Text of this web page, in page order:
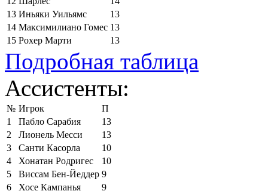
13 Иньяки Уильямс
13
14 Максимилиано Гомес 13
15 Рохер Марти 13
Подробная таблица
Ассистенты:
№ Игрок
П
1
Пабло Сарабия
13
2
Лионель Месси
13
3
Санти Касорла
10
4
Хонатан Родригес
10
5
Виссам Бен-Йеддер 9
6
Хосе Кампанья
9